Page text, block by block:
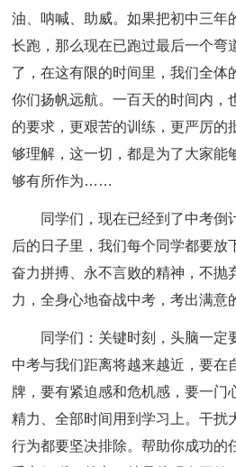
油、呐喊、助威。如果把初中三年
长跑，那么现在已跑过最后一个弯
了，在这有限的时间里，我们全体
你们扬帆远航。一百天的时间内，
的要求，更艰苦的训练，更严厉的
够理解，这一切，都是为了大家能
够有所作为……
同学们，现在已经到了中考倒
后的日子里，我们每个同学都要放
奋力拼搏、永不言败的精神，不抛
力，全身心地奋战中考，考出满意
同学们：关键时刻，头脑一定
中考与我们距离将越来越近，要在
牌，要有紧迫感和危机感，要一门
精力、全部时间用到学习上。干扰
行为都要坚决排除。帮助你成功的